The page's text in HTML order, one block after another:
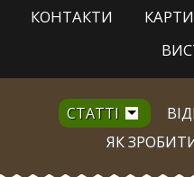
КОНТАКТИ
КАРТИ
СТАТТІ
ЯК